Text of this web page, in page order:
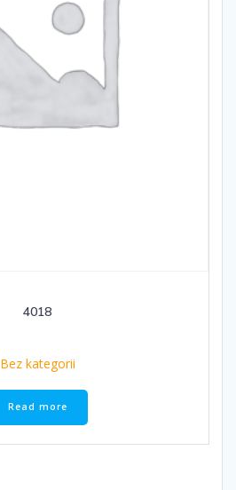
4018
Bez kategorii
Read more